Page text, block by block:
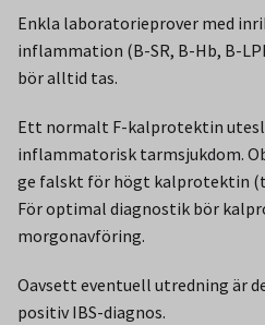
Enkla laboratorieprover med
inflammation (B-SR, B-Hb, B-
bör alltid tas.
Ett normalt F-kalprotektin
inflammatorisk tarmsjukdom.
ge falskt för högt kalprotektin
För optimal diagnostik bör
morgonavföring.
Oavsett eventuell utredning är
positiv IBS-diagnos.